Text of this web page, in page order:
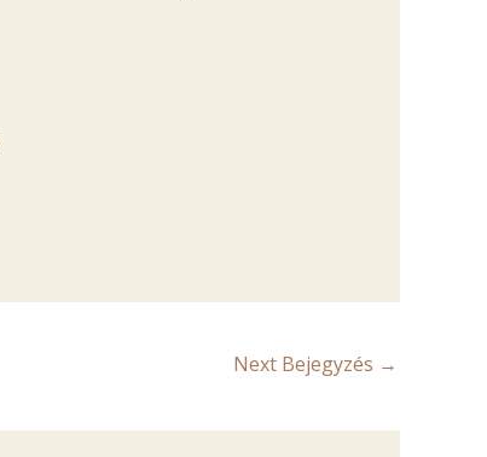
Next Bejegyzés →